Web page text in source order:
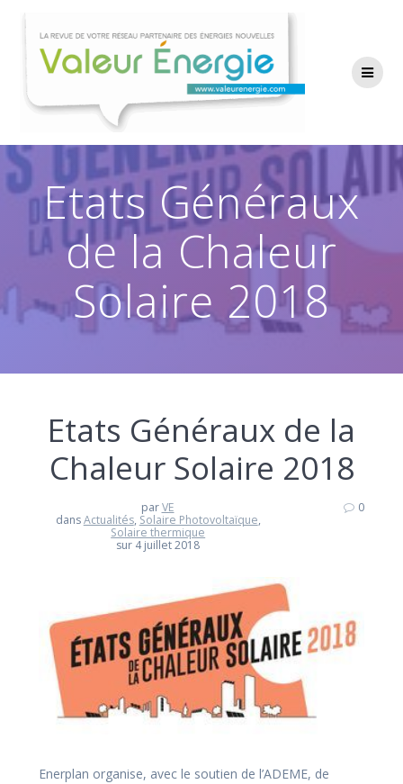
contenu
Etats Généraux
de la Chaleur
Solaire 2018
Etats Généraux de la
Chaleur Solaire 2018
parVE
dansActualités, Solaire Photovoltaïque,
Solaire thermique
sur 4 juillet 2018
0
Enerplan organise, avec le soutien de l’ADEME, de